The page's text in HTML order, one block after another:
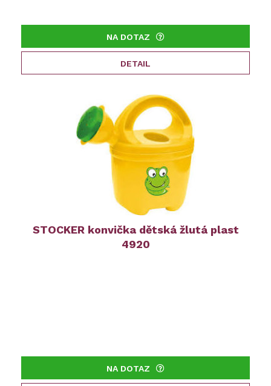
NA DOTAZ
DETAIL
STOCKER konvička dětská žlutá plast
4920
NA DOTAZ